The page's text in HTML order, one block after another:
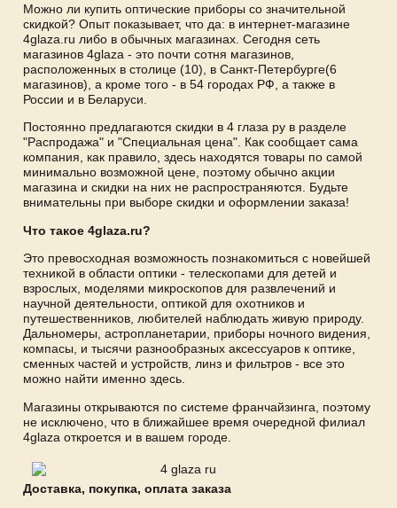
Можно ли купить оптические приборы со значительной
скидкой? Опыт показывает, что да: в интернет-магазине
4glaza.ru либо в обычных магазинах. Сегодня сеть
магазинов 4glaza - это почти сотня магазинов,
расположенных в столице (10), в Санкт-Петербурге(6
магазинов), а кроме того - в 54 городах РФ, а также в
России и в Беларуси.
Постоянно предлагаются скидки в 4 глаза ру в разделе
"Распродажа" и "Специальная цена". Как сообщает сама
компания, как правило, здесь находятся товары по самой
минимально возможной цене, поэтому обычно акции
магазина и скидки на них не распространяются. Будьте
внимательны при выборе скидки и оформлении заказа!
Что такое 4glaza.ru?
Это превосходная возможность познакомиться с новейшей
техникой в области оптики - телескопами для детей и
взрослых, моделями микроскопов для развлечений и
научной деятельности, оптикой для охотников и
путешественников, любителей наблюдать живую природу.
Дальномеры, астропланетарии, приборы ночного видения,
компасы, и тысячи разнообразных аксессуаров к оптике,
сменных частей и устройств, линз и фильтров - все это
можно найти именно здесь.
Магазины открываются по системе франчайзинга, поэтому
не исключено, что в ближайшее время очередной филиал
4glaza откроется и в вашем городе.
Доставка, покупка, оплата заказа